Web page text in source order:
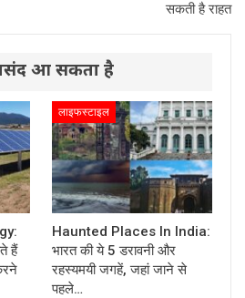
सकती है राहत
आ सकता है
हैं
लाइफस्टाइल
Haunted Places In India:
भारत की ये 5 डरावनी और
रहस्यमयी जगहें, जहां जाने से
पहले…